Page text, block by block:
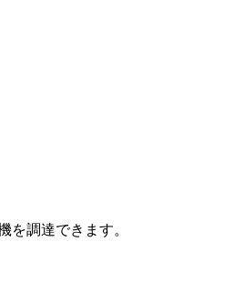
調達できます。